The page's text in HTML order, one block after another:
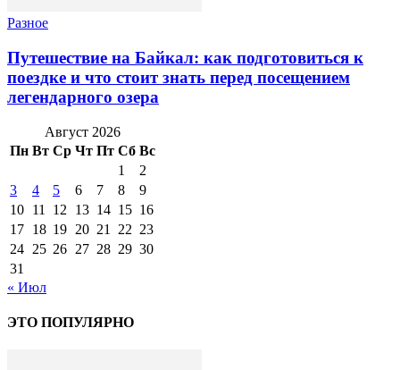
Разное
Путешествие на Байкал: как подготовиться к
поездке и что стоит знать перед посещением
легендарного озера
Август 2026
Пн Вт Ср Чт Пт Сб Вс
1
2
3
4 5 6 7 8
9
10 11 12 13 14 15 16
17 18 19 20 21 22 23
24 25 26 27 28 29 30
31
« Июл
ЭТО ПОПУЛЯРНО